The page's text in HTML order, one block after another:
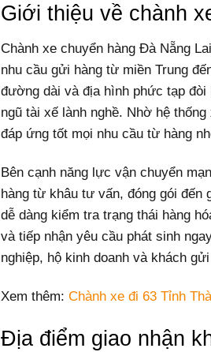
Giới thiệu về chành
Chành xe chuyển hàng Đà Nẵng
nhu cầu gửi hàng từ miền Trung
đường dài và địa hình phức tạp
ngũ tài xế lành nghề. Nhờ hệ
đáp ứng tốt mọi nhu cầu từ hàng
Bên cạnh năng lực vận chuyển
hàng từ khâu tư vấn, đóng gói đến
dễ dàng kiểm tra trạng thái hàng
và tiếp nhận yêu cầu phát sinh
nghiệp, hộ kinh doanh và khách
Xem thêm: Chành xe đi 63 Tỉnh
Địa điểm giao nhận